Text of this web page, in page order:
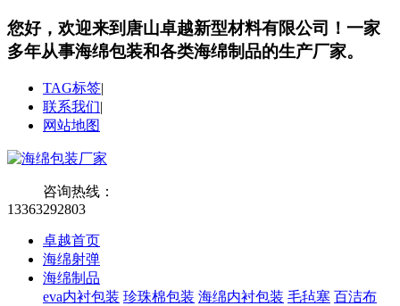
您好，欢迎来到唐山卓越新型材料有限公司！ 一家
多年从事海绵包装和各类海绵制品的生产厂家。
TAG标签|
联系我们|
网站地图
咨询热线：
13363292803
卓越首页
海绵射弹
海绵制品
eva内衬包装 珍珠棉包装 海绵内衬包装 毛毡塞 百洁布